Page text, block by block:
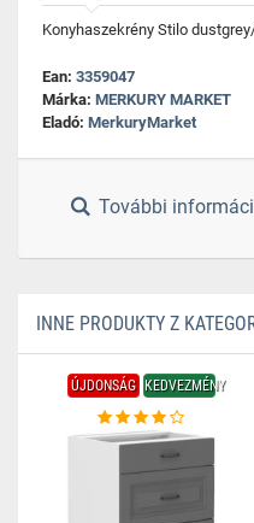
Konyhaszekrény Stilo
Ean: 3359047
Márka: MERKURY MARKET
Eladó: MerkuryMarket
További
INNE PRODUKTY Z
ÚJDONSÁG KEDVEZMÉNY